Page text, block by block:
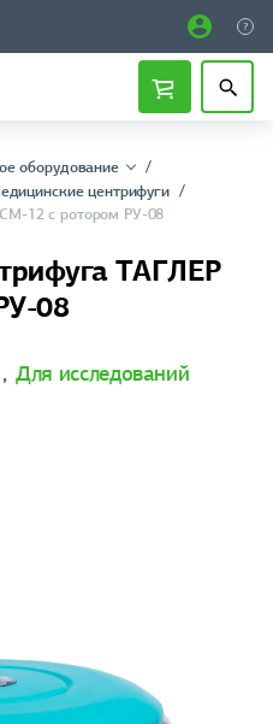
округ
оборудование
центрифуги
12 с ротором РУ-08
ТАГЛЕР
08
, Для исследований